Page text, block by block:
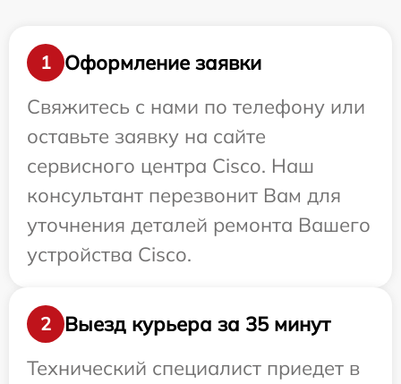
1
Оформление заявки
Свяжитесь с нами по телефону или
оставьте заявку на сайте
сервисного центра Cisco. Наш
консультант перезвонит Вам для
уточнения деталей ремонта Вашего
устройства Cisco.
2
Выезд курьера за 35 минут
Технический специалист приедет в